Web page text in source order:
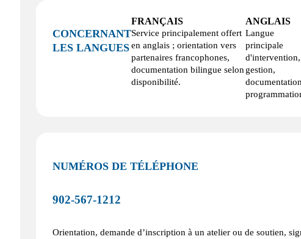
CONCERNANT
LES LANGUES
FRANÇAIS
Service principalement offert
en anglais ; orientation vers
partenaires francophones,
documentation bilingue selon
disponibilité.
ANGLAIS
Langue
principale
d'intervention,
gestion,
NUMÉROS DE TÉLÉPHONE
902‑567‑1212
Orientation, demande d’inscription à un atelier ou de soutien,